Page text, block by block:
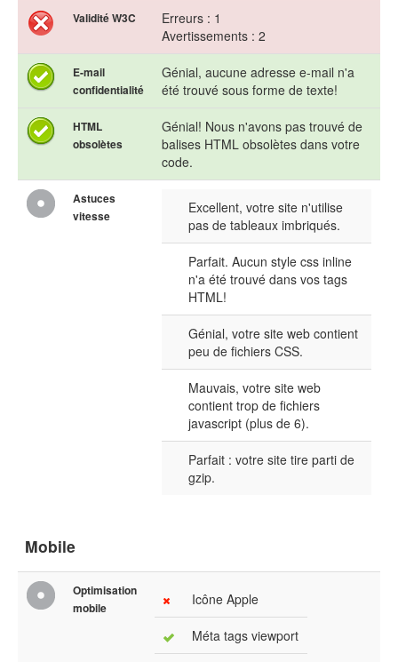
Validité W3C
Erreurs : 1
Avertissements : 2
E-mail
confidentialité
Génial, aucune adresse e-mail n'a
été trouvé sous forme de texte!
HTML
obsolètes
Génial! Nous n'avons pas trouvé de
balises HTML obsolètes dans votre
code.
Astuces
vitesse
Excellent, votre site n'utilise
pas de tableaux imbriqués.
Parfait. Aucun style css inline
n'a été trouvé dans vos tags
HTML!
Génial, votre site web contient
peu de fichiers CSS.
Mauvais, votre site web
contient trop de fichiers
javascript (plus de 6).
Parfait : votre site tire parti de
gzip.
Mobile
Optimisation
mobile
Icône Apple
Méta tags viewport